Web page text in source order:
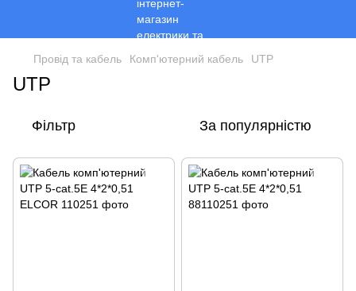
Провід та кабель Комп'ютерний кабель UTP
UTP
Фільтр За популярністю